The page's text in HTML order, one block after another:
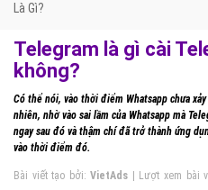
Là Gì?
Telegram là gì cài
không?
Có thể nói, vào thời điểm Whatsapp chưa
nhiên, nhờ vào sai lầm của Whatsapp mà
ngay sau đó và thậm chí đã trở thành ứng
vào thời điểm đó.
Bài viết tạo bởi:VietAds | Lượt xem bài